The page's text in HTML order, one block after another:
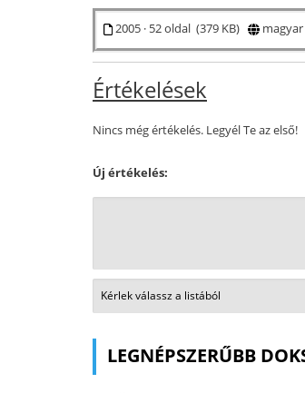
2005 · 52 oldal (379 KB) magyar
Értékelések
Nincs még értékelés. Legyél Te az első!
Új értékelés:
LEGNÉPSZERŰBB